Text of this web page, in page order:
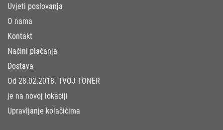
Uvjeti poslovanja
O nama
Kontakt
Načini plaćanja
Dostava
Od 28.02.2018. TVOJ TONER
je na novoj lokaciji
Upravljanje kolačićima